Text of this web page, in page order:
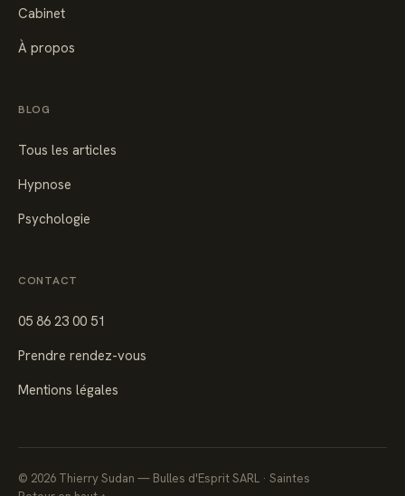
Cabinet
À propos
BLOG
Tous les articles
Hypnose
Psychologie
CONTACT
05 86 23 00 51
Prendre rendez-vous
Mentions légales
© 2026 Thierry Sudan — Bulles d'Esprit SARL · Saintes